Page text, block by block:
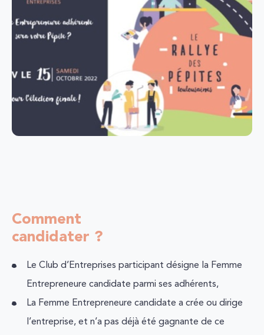
Comment
candidater ?
Le Club d’Entreprises participant désigne la Femme
Entrepreneure candidate parmi ses adhérents,
La Femme Entrepreneure candidate a crée ou dirige
l’entreprise, et n’a pas déjà été gagnante de ce